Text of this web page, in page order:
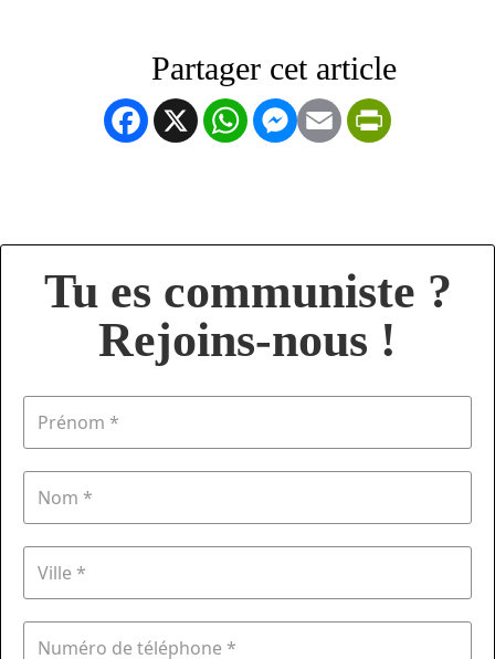
Facebook
X WhatsApp
Messenger
Email
Tu es communiste ?
Rejoins-nous !